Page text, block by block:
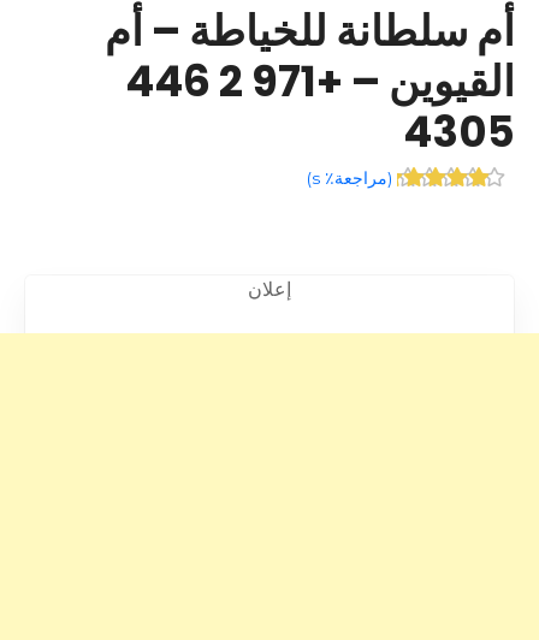
أم سلطانة للخياطة – أم
القيوين – +971 2 446
4305
(مراجعة٪ s )
إعلان